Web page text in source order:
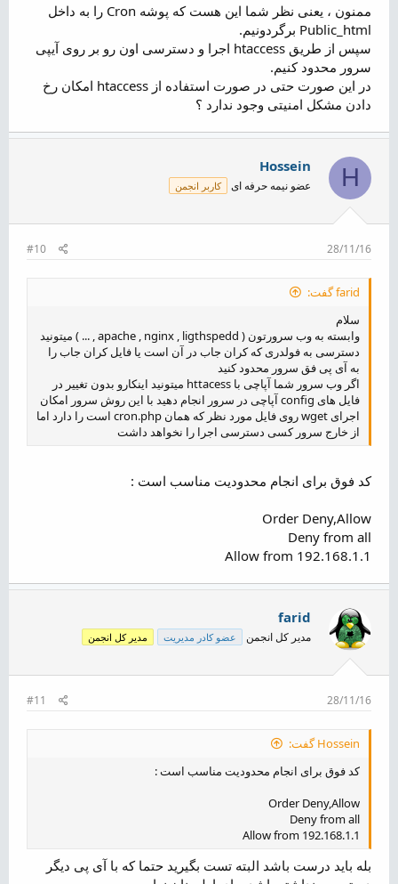
ممنون ، یعنی نظر شما این هست که پوشه Cron را به داخل
Public_html برگردونیم.
سپس از طریق htaccess اجرا و دسترسی اون رو بر روی آیپی
سرور محدود کنیم.
در این صورت حتی در صورت استفاده از htaccess امکان رخ
دادن مشکل امنیتی وجود ندارد ؟
H
Hossein
عضو نیمه حرفه ای کاربر انجمن
28/11/16
#10
farid گفت:
سلام
وابسته به وب سرورتون ( apache , nginx , ligthspedd , ... ) میتونید
دسترسی به فولدری که کران جاب در آن است یا فایل کران جاب را
به آی پی فق سرور محدود کنید
اگر وب سرور شما آپاچی با httacess میتونید اینکارو بدون تغییر در
فایل های config آپاچی در سرور انجام دهید با این روش سرور امکان
اجرای wget روی فایل مورد نظر که همان cron.php است را دارد اما
از خارج سرور کسی دسترسی اجرا را نخواهد داشت
کد فوق برای انجام محدودیت مناسب است :
Order Deny,Allow
Deny from all
Allow from 192.168.1.1
farid
مدیر کل انجمن عضو کادر مدیریت مدیر کل انجمن
28/11/16
#11
Hossein گفت:
کد فوق برای انجام محدودیت مناسب است :
Order Deny,Allow
Deny from all
Allow from 192.168.1.1
بله باید درست باشد البته تست بگیرید حتما که با آی پی دیگر